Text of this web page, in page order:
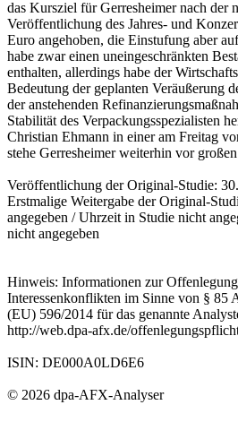
das Kursziel für Gerresheimer nach der
Veröffentlichung des Jahres- und
Euro angehoben, die Einstufung aber
habe zwar einen uneingeschränkten
enthalten, allerdings habe der
Bedeutung der geplanten Veräußerung
der anstehenden
Stabilität des Verpackungsspezialisten
Christian Ehmann in einer am Freitag
stehe Gerresheimer weiterhin vor
Veröffentlichung der Original-Studie:
Erstmalige Weitergabe der Original-
angegeben / Uhrzeit in Studie nicht
nicht angegeben
Hinweis: Informationen zur
Interessenkonflikten im Sinne von §
(EU) 596/2014 für das genannte
http://web.dpa-afx.de/
ISIN: DE000A0LD6E6
© 2026 dpa-AFX-Analyser